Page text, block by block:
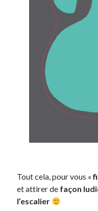
Tout cela, pour vous «
et attirer de façon
l’escalier